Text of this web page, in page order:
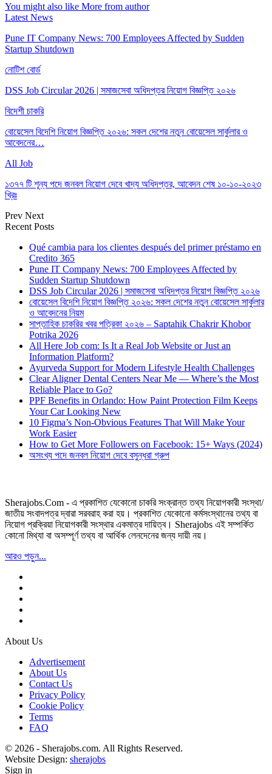
You might also like More from author
Latest News
Pune IT Company News: 700 Employees Affected by Sudden
Startup Shutdown
নোটিশ বোর্ড
DSS Job Circular 2026 | সমাজসেবা অধিদপ্তর নিয়োগ বিজ্ঞপ্তি ২০২৬
বিদেশী চাকরি
বোয়েসেল বিদেশি নিয়োগ বিজ্ঞপ্তি ২০২৬: সকল দেশের নতুন বোয়েসেল সার্কুলার ও
আবেদনের…
All Job
১৩৭৭ টি শূন্য পদে জনবল নিয়োগ দেবে খাদ্য অধিদপ্তর, আবেদন শেষ ১০-১০-২০২৩
খ্রিঃ
Prev Next
Recent Posts
Qué cambia para los clientes después del primer préstamo en
Credito 365
Pune IT Company News: 700 Employees Affected by
Sudden Startup Shutdown
DSS Job Circular 2026 | সমাজসেবা অধিদপ্তর নিয়োগ বিজ্ঞপ্তি ২০২৬
বোয়েসেল বিদেশি নিয়োগ বিজ্ঞপ্তি ২০২৬: সকল দেশের নতুন বোয়েসেল সার্কুলার
ও আবেদনের নিয়ম
সাপ্তাহিক চাকরির খবর পত্রিকা ২০২৬ – Saptahik Chakrir Khobor
Potrika 2026
All Here Job com: Is It a Real Job Website or Just an
Information Platform?
Ayurveda Support for Modern Lifestyle Health Challenges
Clear Aligner Dental Centers Near Me — Where’s the Most
Reliable Place to Go?
PPF Benefits in Orlando: How Paint Protection Film Keeps
Your Car Looking New
10 Figma’s Non-Obvious Features That Will Make Your
Work Easier
How to Get More Followers on Facebook: 15+ Ways (2024)
অসংখ্য পদে জনবল নিয়োগ দেবে বসুন্ধরা গ্রুপ
Sherajobs.Com - এ প্রকাশিত যেকোনো চাকরি সংক্রান্ত তথ্য নিয়োগকারী সংস্থা/
জাতীয় সংবাদপত্র দ্বারা সরবরাহ করা হয়। প্রকাশিত যেকোনো কর্মসংস্থানের তথ্য বা
নিয়োগ প্রক্রিয়া নিয়োগকারী সংস্থার একমাত্র দায়িত্ব। Sherajobs এই সম্পর্কিত
কোনো মিথ্যা বা অসম্পূর্ণ তথ্য বা আর্থিক লেনদেনের জন্য দায়ী নয়।
আরও পড়ুন...
About Us
Advertisement
About Us
Contact Us
Privacy Policy
Cookie Policy
Terms
FAQ
© 2026 - Sherajobs.com. All Rights Reserved.
Website Design: sherajobs
Sign in